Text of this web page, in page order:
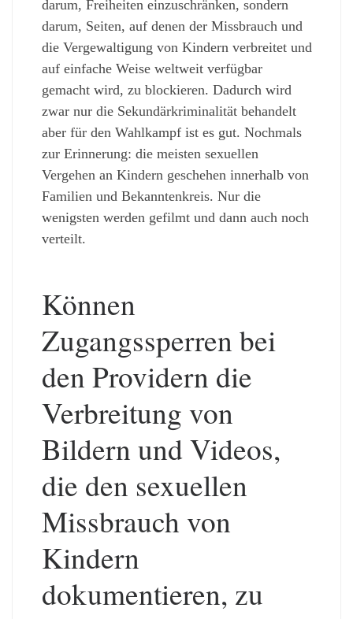
darum, Freiheiten einzuschränken, sondern
darum, Seiten, auf denen der Missbrauch und
die Vergewaltigung von Kindern verbreitet und
auf einfache Weise weltweit verfügbar
gemacht wird, zu blockieren. Dadurch wird
zwar nur die Sekundärkriminalität behandelt
aber für den Wahlkampf ist es gut. Nochmals
zur Erinnerung: die meisten sexuellen
Vergehen an Kindern geschehen innerhalb von
Familien und Bekanntenkreis. Nur die
wenigsten werden gefilmt und dann auch noch
verteilt.
Können
Zugangssperren bei
den Providern die
Verbreitung von
Bildern und Videos,
die den sexuellen
Missbrauch von
Kindern
dokumentieren, zu